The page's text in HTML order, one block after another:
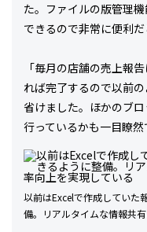
た。ファイルの版管理
できるので非常に便利だ
「毎月の店舗の売上報
れば完了するので以前
省けました。ほかのブ
行っているかも一目瞭然
以前はExcelで作成していた
備。リアルタイムな情報共